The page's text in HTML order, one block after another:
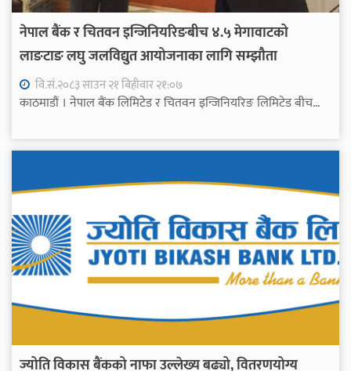
नेपाल बैंक र चितवन इन्जिनियरिङबीच ४.५ मेगावाटको
लाङटाङ लघु जलविद्युत आयोजनाका लागि सम्झौता
वि.सं.२०८३ साउन २१ बिहीवार २१:०७
काठमाडौं । नेपाल बैंक लिमिटेड र चितवन इन्जिनियरिङ लिमिटेड बीच...
ज्योति विकास बैंकको नाफा उल्लेख्य बढ्यो, वितरणयोग्य